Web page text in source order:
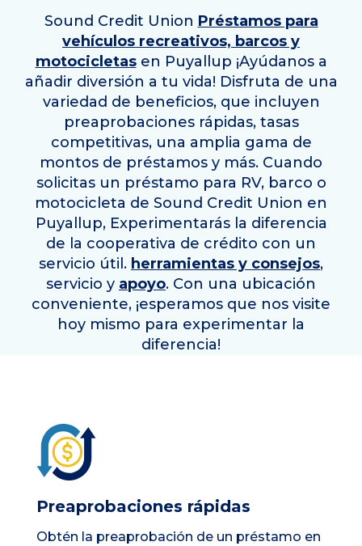
Sound Credit Union Préstamos para
vehículos recreativos, barcos y
motocicletasen Puyallup ¡Ayúdanos a
añadir diversión a tu vida! Disfruta de una
variedad de beneficios, que incluyen
preaprobaciones rápidas, tasas
competitivas, una amplia gama de
montos de préstamos y más. Cuando
solicitas un préstamo para RV, barco o
motocicleta de Sound Credit Union en
Puyallup, Experimentarás la diferencia
de la cooperativa de crédito con un
servicio útil. herramientas y consejos,
servicio y apoyo. Con una ubicación
conveniente, ¡esperamos que nos visite
hoy mismo para experimentar la
diferencia!
Preaprobaciones rápidas
Obtén la preaprobación de un préstamo en